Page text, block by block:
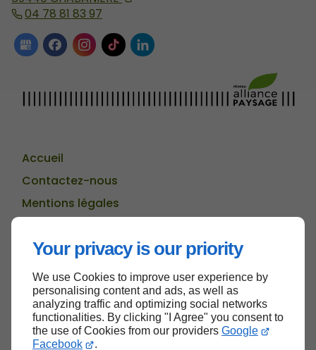
Your privacy is our priority
We use Cookies to improve user experience by
personalising content and ads, as well as
analyzing traffic and optimizing social networks
functionalities. By clicking "I Agree" you consent to
the use of Cookies from our providers Google
Facebook
.
04 78 81 83 97
Accueil
Contactez-nous
Mentions légales
Haut de page